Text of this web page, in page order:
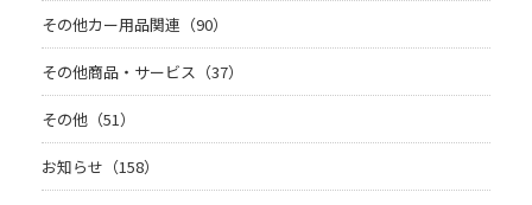
その他カー用品関連（90）
その他商品・サービス（37）
その他（51）
お知らせ（158）